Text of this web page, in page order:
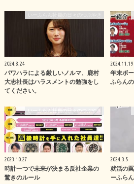
2024.8.24
パワハラによる厳しいノルマ、鹿村
大志社長はハラスメントの勉強をし
てください。
2024.11.19
年末ボ
ふらん
いーふらん社員の日々のつぶやき
2023.10.27
時計一つで未来が決まる反社企業の
驚きのルール
2024.3.5
就活の
ーふらん